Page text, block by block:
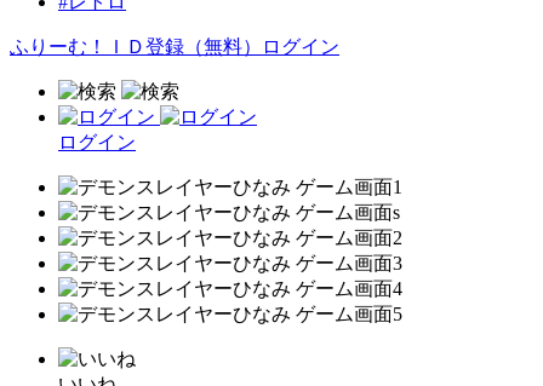
ふりーむ！ＩＤ登録（無料） ログイン
ログイン